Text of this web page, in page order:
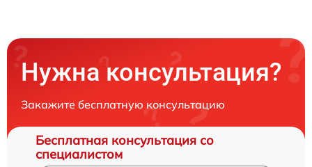
Нужна консультация?
Закажите бесплатную консультацию
Бесплатная консультация со
специалистом